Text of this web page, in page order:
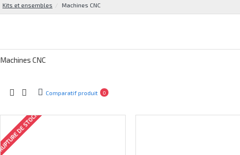
Kits et ensembles Machines CNC
Machines CNC
Comparatif produit 0
RUPTURE DE STOCK